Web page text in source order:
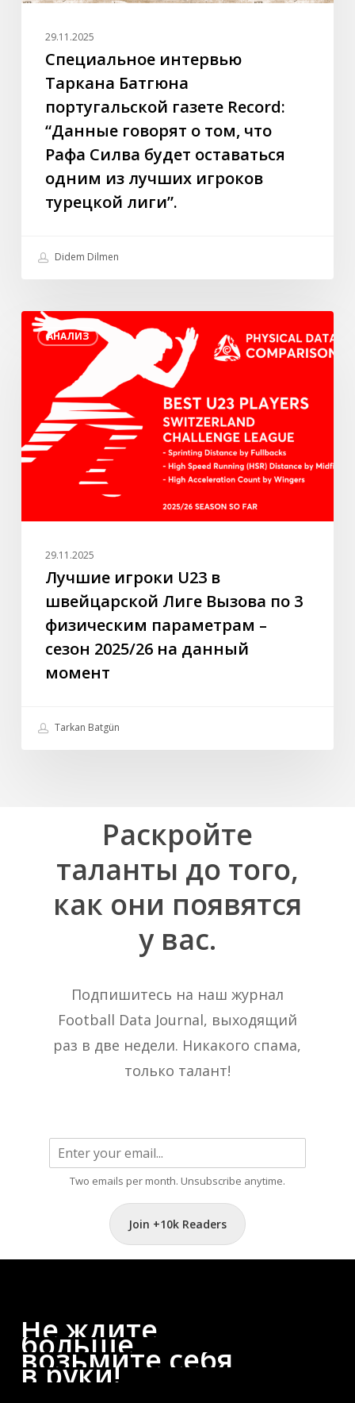
будет
оставаться
одним
лучших
турецкой
29.11.2025
Специальное интервью
Таркана Батгюна
португальской газете Record:
“Данные говорят о том, что
Рафа Силва будет оставаться
одним из лучших игроков
турецкой лиги”.
Didem Dilmen
АНАЛИЗ
Лучшие
игроки
швейцарской
Лиге
Вызова
по
2025/26
данный
момент
29.11.2025
Лучшие игроки U23 в
швейцарской Лиге Вызова по 3
физическим параметрам –
сезон 2025/26 на данный
момент
Tarkan Batgün
Раскройте
таланты до того,
как они появятся
у вас.
Подпишитесь на наш журнал
Football Data Journal, выходящий
раз в две недели. Никакого спама,
только талант!
Two emails per month. Unsubscribe anytime.
Join +10k Readers
Не ждите
больше,
возьмите себя
в руки!